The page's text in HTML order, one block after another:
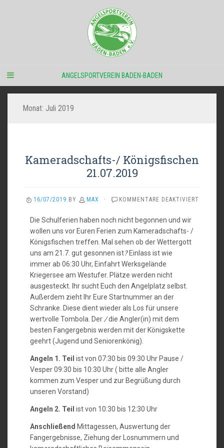
ANGELSPORTVEREIN BADEN-BADEN
Monat: Juli 2019
Kameradschafts-/ Königsfischen
21.07.2019
16/07/2019 BY MAX · KOMMENTARE DEAKTIVIERT
Die Schulferien haben noch nicht begonnen und wir
wollen uns vor Euren Ferien zum Kameradschafts- /
Königsfischen treffen. Mal sehen ob der Wettergott
uns am 21.7. gut gesonnen ist? Einlass ist wie
immer ab 06:30 Uhr, Einfahrt Werksgelände
Kriegersee am Westufer. Plätze werden nicht
ausgesteckt. Ihr sucht Euch den Angelplatz selbst.
Außerdem zieht Ihr Eure Startnummer an der
Schranke. Diese dient wieder als Los für unsere
wertvolle Tombola. Der /die Angler(in) mit dem
besten Fangergebnis werden mit der Königskette
geehrt (Jugend und Seniorenkönig).
Angeln 1. Teil ist von 07:30 bis 09:30 Uhr Pause /
Vesper 09:30 bis 10:30 Uhr ( bitte alle Angler
kommen zum Vesper und zur Begrüßung durch
unseren Vorstand)
Angeln 2. Teil ist von 10:30 bis 12:30 Uhr
Anschließend Mittagessen, Auswertung der
Fangergebnisse, Ziehung der Losnummern und